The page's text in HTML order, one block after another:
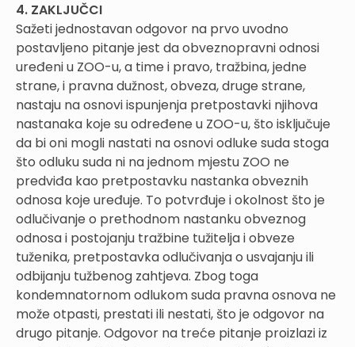
4. ZAKLJUČCI
Sažeti jednostavan odgovor na prvo uvodno
postavljeno pitanje jest da obveznopravni odnosi
uređeni u ZOO-u, a time i pravo, tražbina, jedne
strane, i pravna dužnost, obveza, druge strane,
nastaju na osnovi ispunjenja pretpostavki njihova
nastanaka koje su određene u ZOO-u, što isključuje
da bi oni mogli nastati na osnovi odluke suda stoga
što odluku suda ni na jednom mjestu ZOO ne
predviđa kao pretpostavku nastanka obveznih
odnosa koje uređuje. To potvrđuje i okolnost što je
odlučivanje o prethodnom nastanku obveznog
odnosa i postojanju tražbine tužitelja i obveze
tuženika, pretpostavka odlučivanja o usvajanju ili
odbijanju tužbenog zahtjeva. Zbog toga
kondemnatornom odlukom suda pravna osnova ne
može otpasti, prestati ili nestati, što je odgovor na
drugo pitanje. Odgovor na treće pitanje proizlazi iz